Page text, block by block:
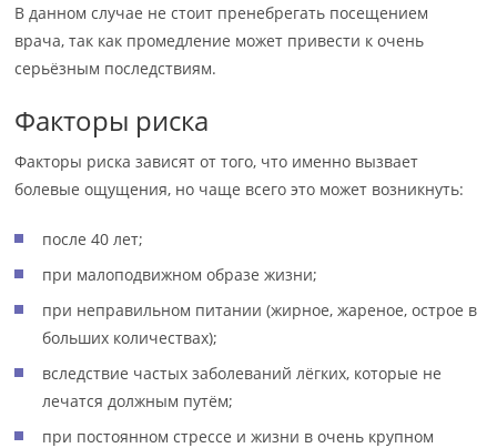
В данном случае не стоит пренебрегать посещением
врача, так как промедление может привести к очень
серьёзным последствиям.
Факторы риска
Факторы риска зависят от того, что именно вызвает
болевые ощущения, но чаще всего это может возникнуть:
после 40 лет;
при малоподвижном образе жизни;
при неправильном питании (жирное, жареное, острое в
больших количествах);
вследствие частых заболеваний лёгких, которые не
лечатся должным путём;
при постоянном стрессе и жизни в очень крупном